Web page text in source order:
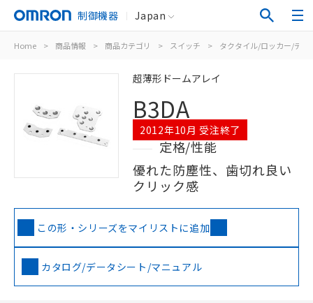
制御機器 Japan
Home > 商品情報 > 商品カテゴリ > スイッチ > タクタイル/ロッカー/ディ
超薄形ドームアレイ
B3DA
2012年10月 受注終了
定格/性能
優れた防塵性、歯切れ良い
クリック感
この形・シリーズをマイリストに追加
カタログ/データシート/マニュアル